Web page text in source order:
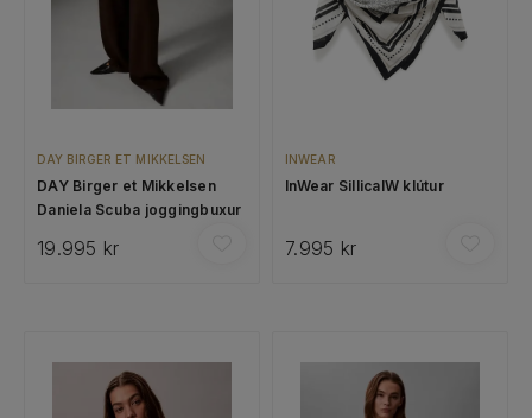
DAY BIRGER ET MIKKELSEN
DAY Birger et Mikkelsen
Daniela Scuba joggingbuxur
19.995 kr
INWEAR
InWear SillicaIW klútur
7.995 kr